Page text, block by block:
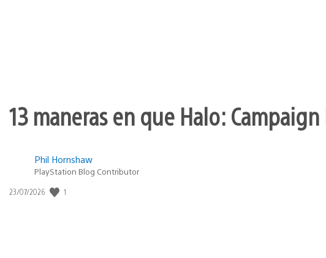
13 maneras en que Halo:
Phil Hornshaw
PlayStation Blog Contributor
Fecha
23/07/2026 1